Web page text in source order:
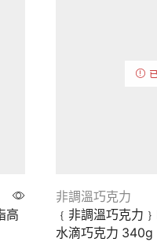
高
非調溫巧克力
﹛非調溫巧克力
水滴巧克力 340g